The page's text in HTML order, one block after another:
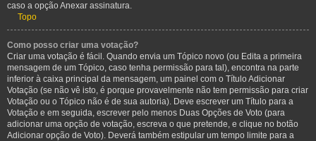
caso a opção Anexar assinatura.
Topo
Como posso criar uma votação?
Criar uma votação é fácil. Quando envia um Tópico novo (ou Edita a primeira
mensagem de um Tópico, caso tenha permissão para tal), encontra na parte
inferior à caixa principal da mensagem, um painel com o Título Adicionar
Votação (se não vê isto, é porque provavelmente não tem permissão para criar
Votação ou o Tópico não é de sua autoria). Deve escrever um Título para a
Votação e em seguida, escrever pelo menos Duas Opções de Voto (para
adicionar uma opção de votação, escreva o que pretende, e clique no botão
Adicionar opção de Voto). Deverá também estipular um tempo limite para a